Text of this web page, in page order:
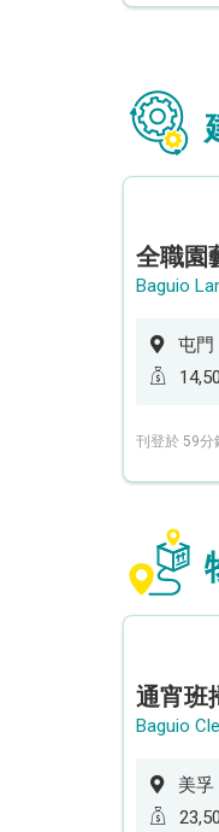
全職園
Baguio
屯門
刊登於 59分
通宵班
美孚